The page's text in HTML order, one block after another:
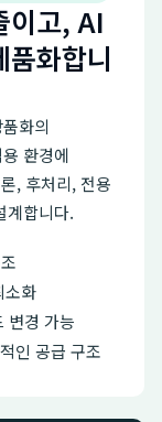
이고, AI
화합니
화의
환경에
, 후처리, 전용
계합니다.
소화
변경 가능
인 공급 구조